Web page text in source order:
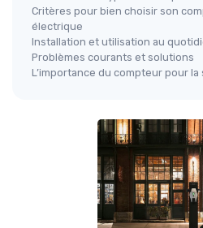
Critères pour bien choisir son
électrique
Installation et utilisation au
Problèmes courants et solutions
L’importance du compteur pour